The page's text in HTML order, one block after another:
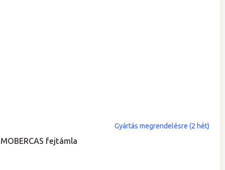
MOBERCAS fejtámla
Gyártás megrendelésre (2 hét)